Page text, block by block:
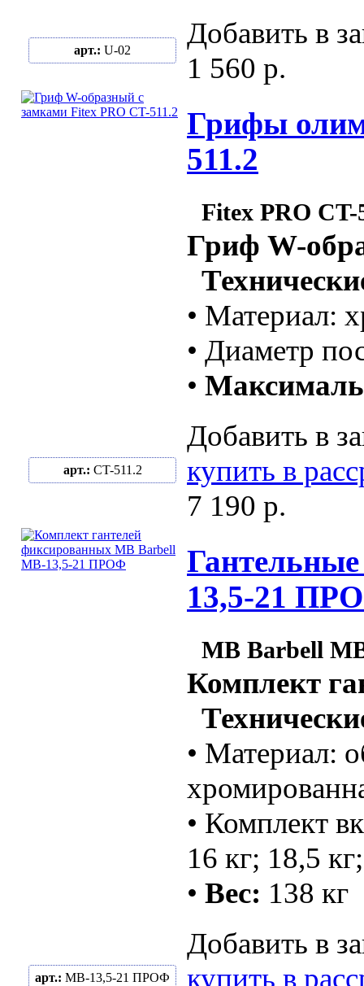
арт.: U-02
Добавить в
1 560 р.
Грифы
511.2
Fitex PRO CT-
Гриф W-
• Материал:
• Диаметр
•
арт.: CT-511.2
Добавить в
купить в
7 190 р.
13,5-21
MB Barbell
Комплект
• Материал:
• Комплект
16 кг; 18,5
• Вес: 138 кг
арт.: MB-13,5-21 ПРОФ
Добавить в
купить в